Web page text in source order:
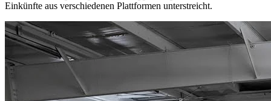
Einkünfte aus verschiedenen Plattformen unterstreicht.